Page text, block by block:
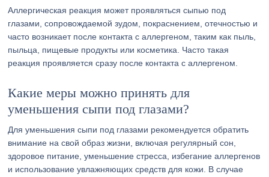
Аллергическая реакция может проявляться сыпью под
глазами, сопровождаемой зудом, покраснением, отечностью и
часто возникает после контакта с аллергеном, таким как пыль,
пыльца, пищевые продукты или косметика. Часто такая
реакция проявляется сразу после контакта с аллергеном.
Какие меры можно принять для
уменьшения сыпи под глазами?
Для уменьшения сыпи под глазами рекомендуется обратить
внимание на свой образ жизни, включая регулярный сон,
здоровое питание, уменьшение стресса, избегание аллергенов
и использование увлажняющих средств для кожи. В случае